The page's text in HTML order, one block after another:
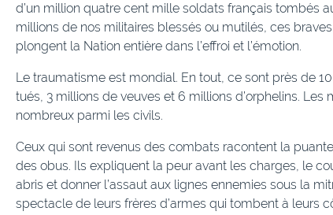
d’un million quatre cent mille soldats français tombés
millions de nos militaires blessés ou mutilés, ces
plongent la Nation entière dans l’effroi et l’émotion.
Le traumatisme est mondial. En tout, ce sont près de
tués, 3 millions de veuves et 6 millions d’orphelins. Les
nombreux parmi les civils.
Ceux qui sont revenus des combats racontent la
des obus. Ils expliquent la peur avant les charges, le
abris et donner l’assaut aux lignes ennemies sous la
spectacle de leurs frères d’armes qui tombent à leurs